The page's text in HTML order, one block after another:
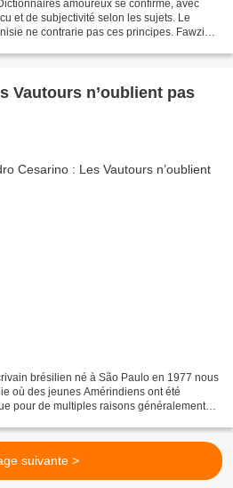
amoureux se confirme, avec
et de subjectivité selon les sujets. Le
ne contrarie pas ces principes. Fawzia
Vautours n’oublient pas
brésilien né à São Paulo en 1977 nous
où des jeunes Amérindiens ont été
pour de multiples raisons généralement
suivante >